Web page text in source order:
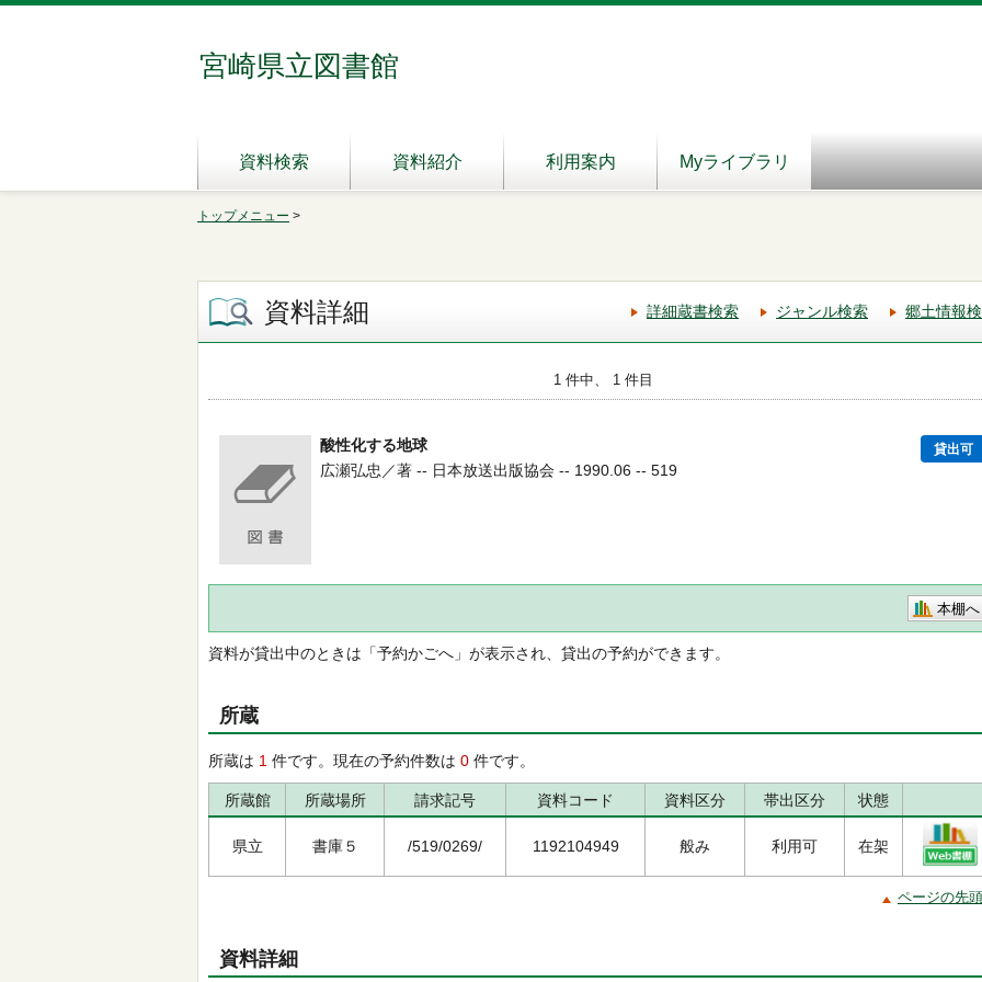
宮崎県立図書館
資料検索 資料紹介 利用案内 Myライブラリ
トップメニュー >
資料詳細 詳細蔵書検索 ジャンル検索 郷土情報
1 件中、 1 件目
酸性化する地球 貸出可
広瀬弘忠／著 -- 日本放送出版協会 -- 1990.06 -- 519
本棚へ
資料が貸出中のときは「予約かごへ」が表示され、貸出の予約ができます。
所蔵
所蔵は 1 件です。現在の予約件数は 0 件です。
所蔵館 所蔵場所 請求記号 資料コード 資料区分 帯出区分 状態
県立 書庫５ /519/0269/ 1192104949 般み 利用可 在架
ページの先
資料詳細